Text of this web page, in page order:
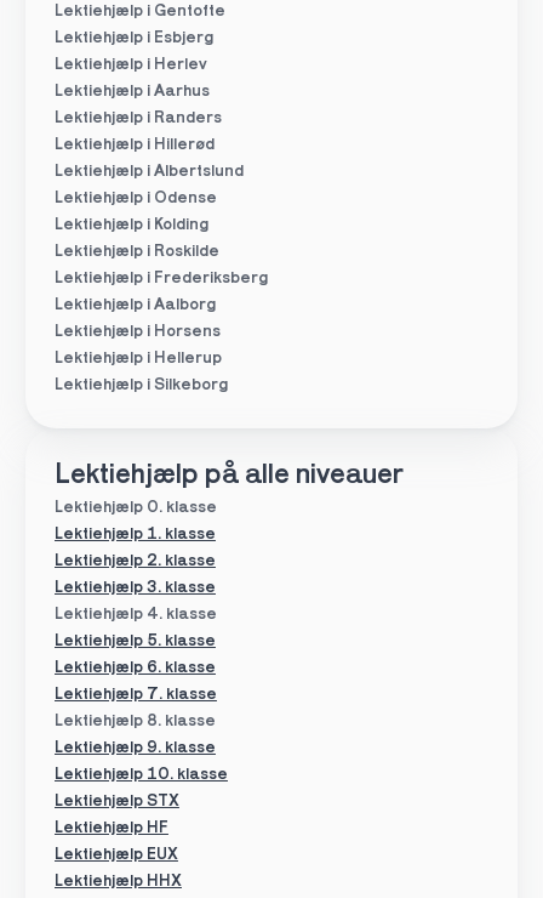
Lektiehjælp i Gentofte
Lektiehjælp i Esbjerg
Lektiehjælp i Herlev
Lektiehjælp i Aarhus
Lektiehjælp i Randers
Lektiehjælp i Hillerød
Lektiehjælp i Albertslund
Lektiehjælp i Odense
Lektiehjælp i Kolding
Lektiehjælp i Roskilde
Lektiehjælp i Frederiksberg
Lektiehjælp i Aalborg
Lektiehjælp i Horsens
Lektiehjælp i Hellerup
Lektiehjælp i Silkeborg
Lektiehjælp på alle niveauer
Lektiehjælp 0. klasse
Lektiehjælp 4. klasse
Lektiehjælp 5. klasse
Lektiehjælp 8. klasse
Lektiehjælp 1. klasse
Lektiehjælp 6. klasse
Lektiehjælp 7. klasse
Lektiehjælp 2. klasse
Lektiehjælp 3. klasse
Lektiehjælp 9. klasse
Lektiehjælp 10. klasse
Lektiehjælp HF
Lektiehjælp EUX
Lektiehjælp STX
Lektiehjælp HHX